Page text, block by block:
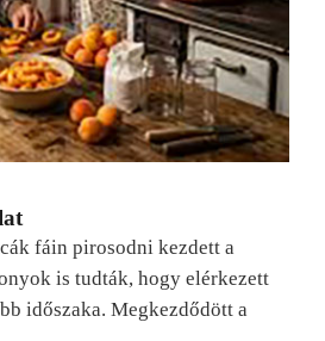
fáin pirosodni kezdett a
is tudták, hogy elérkezett
időszaka. Megkezdődött a